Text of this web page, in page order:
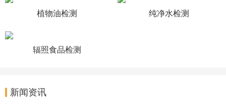
植物油检测 纯净水检测
辐照食品检测
新闻资讯